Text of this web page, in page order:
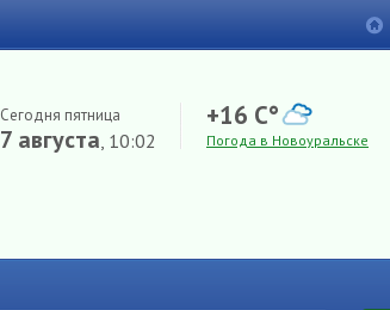
Сегодня пятница
7 августа, 10:02
+16 C°
Погода в Новоуральске